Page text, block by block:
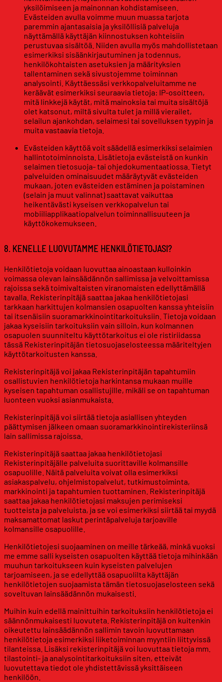
yksilöimiseen ja mainonnan kohdistamiseen.
Evästeiden avulla voimme muun muassa tarjota
paremmin ajantasaisia ja yksilöllisiä palveluja
näyttämällä käyttäjän kiinnostuksen kohteisiin
perustuvaa sisältöä. Niiden avulla myös mahdollistetaan
esimerkiksi sisäänkirjautuminen ja todennus,
henkilökohtaisten asetuksien ja määrityksien
tallentaminen sekä sivustojemme toiminnan
analysointi. Käyttäessäsi verkkopalveluitamme ne
keräävät esimerkiksi seuraavia tietoja: IP-osoitteen,
mitä linkkejä käytät, mitä mainoksia tai muita sisältöjä
olet katsonut, miltä sivulta tulet ja millä vierailet,
selailun ajankohdan, selaimesi tai sovelluksen tyypin ja
muita vastaavia tietoja.
Evästeiden käyttöä voit säädellä esimerkiksi selaimien
hallintotoiminnoista. Lisätietoja evästeistä on kunkin
selaimen tietosuoja- tai ohjedokumentaatiossa. Tietyt
palveluiden ominaisuudet määräytyvät evästeiden
mukaan, joten evästeiden estäminen ja poistaminen
(selain ja muut valinnat) saattavat vaikuttaa
heikentävästi kyseisen verkkopalvelun tai
mobiiliapplikaatiopalvelun toiminnallisuuteen ja
käyttökokemukseen.
8. KENELLE LUOVUTAMME HENKILÖTIETOJASI?
Henkilötietoja voidaan luovuttaa ainoastaan kulloinkin
voimassa olevan lainsäädännön sallimissa ja velvoittamissa
rajoissa sekä toimivaltaisten viranomaisten edellyttämällä
tavalla. Rekisterinpitäjä saattaa jakaa henkilötietojasi
tarkkaan harkittujen kolmansien osapuolten kanssa yhteisiin
tai itsenäisiin suoramarkkinointitarkoituksiin. Tietoja voidaan
jakaa kyseisiin tarkoituksiin vain silloin, kun kolmannen
osapuolen suunniteltu käyttötarkoitus ei ole ristiriidassa
tässä Rekisterinpitäjän tietosuojaselosteessa määriteltyjen
käyttötarkoitusten kanssa.
Rekisterinpitäjä voi jakaa Rekisterinpitäjän tapahtumiin
osallistuvien henkilötietoja harkintansa mukaan muille
kyseisen tapahtuman osallistujille, mikäli se on tapahtuman
luonteen vuoksi asianmukaista.
Rekisterinpitäjä voi siirtää tietoja asiallisen yhteyden
päättymisen jälkeen omaan suoramarkkinointirekisteriinsä
lain sallimissa rajoissa.
Rekisterinpitäjä saattaa jakaa henkilötietojasi
Rekisterinpitäjälle palveluita suorittaville kolmansille
osapuolille. Näitä palveluita voivat olla esimerkiksi
asiakaspalvelu, ohjelmistopalvelut, tutkimustoiminta,
markkinointi ja tapahtumien tuottaminen. Rekisterinpitäjä
saattaa jakaa henkilötietojasi maksujen perimiseksi
tuotteista ja palveluista, ja se voi esimerkiksi siirtää tai myydä
maksamattomat laskut perintäpalveluja tarjoaville
kolmansille osapuolille.
Henkilötietojesi suojaaminen on meille tärkeää, minkä vuoksi
me emme salli kyseisten osapuolten käyttää tietoja mihinkään
muuhun tarkoitukseen kuin kyseisten palvelujen
tarjoamiseen, ja se edellyttää osapuolilta käyttäjän
henkilötietojen suojaamista tämän tietosuojaselosteen sekä
soveltuvan lainsäädännön mukaisesti.
Muihin kuin edellä mainittuihin tarkoituksiin henkilötietoja ei
säännönmukaisesti luovuteta. Rekisterinpitäjä on kuitenkin
oikeutettu lainsäädännön sallimin tavoin luovuttamaan
henkilötietoja esimerkiksi liiketoiminnan myyntiin liittyvissä
tilanteissa. Lisäksi rekisterinpitäjä voi luovuttaa tietoja mm.
tilastointi- ja analysointitarkoituksiin siten, etteivät
luovutettava tiedot ole yhdistettävissä yksittäiseen
henkilöön.